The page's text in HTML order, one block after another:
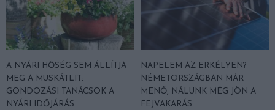
A NYÁRI HŐSÉG SEM ÁLLÍTJA
MEG A MUSKÁTLIT:
GONDOZÁSI TANÁCSOK A
NYÁRI IDŐJÁRÁS
NAPELEM AZ ERKÉLYEN?
NÉMETORSZÁGBAN MÁR
MENŐ, NÁLUNK MÉG JÖN A
FEJVAKARÁS